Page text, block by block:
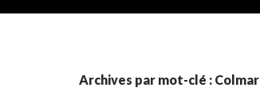
Archives par mot-clé : Colmar